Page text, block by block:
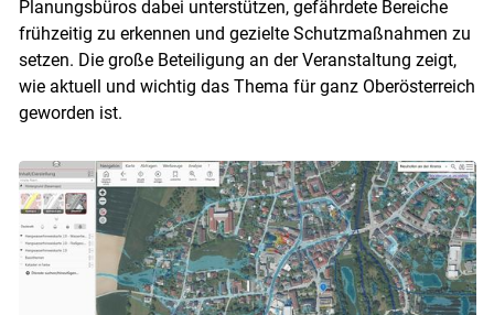
Planungsbüros dabei unterstützen, gefährdete Bereiche
frühzeitig zu erkennen und gezielte Schutzmaßnahmen zu
setzen. Die große Beteiligung an der Veranstaltung zeigt,
wie aktuell und wichtig das Thema für ganz Oberösterreich
geworden ist.